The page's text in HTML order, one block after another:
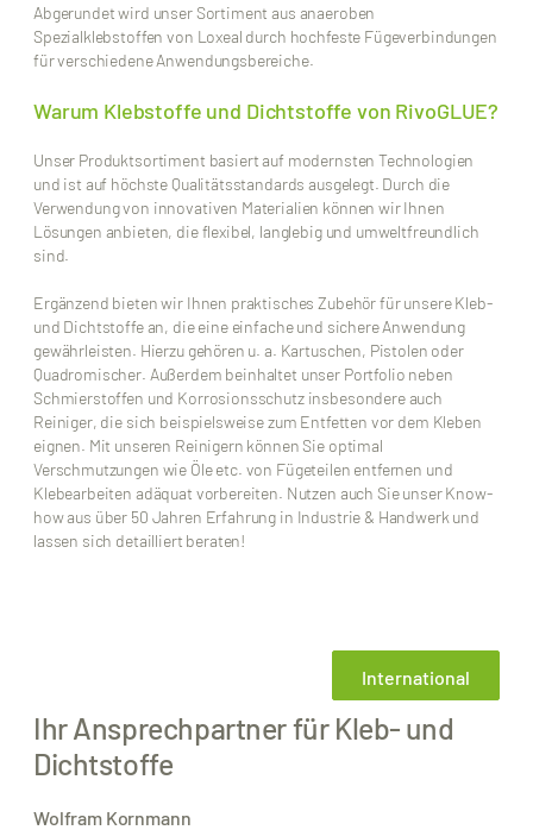
Abgerundet wird unser Sortiment aus anaeroben
Spezialklebstoffen von Loxeal durch hochfeste Fügeverbindungen
für verschiedene Anwendungsbereiche.
Warum Klebstoffe und Dichtstoffe von RivoGLUE?
Unser Produktsortiment basiert auf modernsten Technologien
und ist auf höchste Qualitätsstandards ausgelegt. Durch die
Verwendung von innovativen Materialien können wir Ihnen
Lösungen anbieten, die flexibel, langlebig und umweltfreundlich
sind.
Ergänzend bieten wir Ihnen praktisches Zubehör für unsere Kleb-
und Dichtstoffe an, die eine einfache und sichere Anwendung
gewährleisten. Hierzu gehören u. a. Kartuschen, Pistolen oder
Quadromischer. Außerdem beinhaltet unser Portfolio neben
Schmierstoffen und Korrosionsschutz insbesondere auch
Reiniger, die sich beispielsweise zum Entfetten vor dem Kleben
eignen. Mit unseren Reinigern können Sie optimal
Verschmutzungen wie Öle etc. von Fügeteilen entfernen und
Klebearbeiten adäquat vorbereiten. Nutzen auch Sie unser Know-
how aus über 50 Jahren Erfahrung in Industrie & Handwerk und
lassen sich detailliert beraten!
International
Ihr Ansprechpartner für Kleb- und
Dichtstoffe
Wolfram Kornmann